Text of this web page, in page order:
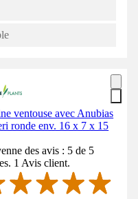
ventouse avec Anubias
ronde env. 16 x 7 x 15
des avis : 5 de 5
1 Avis client.